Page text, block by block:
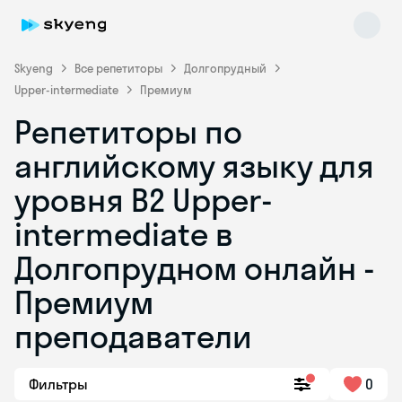
Skyeng Все репетиторы
Долгопрудный
Upper-intermediate
Премиум
Репетиторы по
английскому языку для
уровня B2 Upper-
intermediate в
Долгопрудном онлайн -
Премиум
преподаватели
Фильтры 0
Skyeng Chat